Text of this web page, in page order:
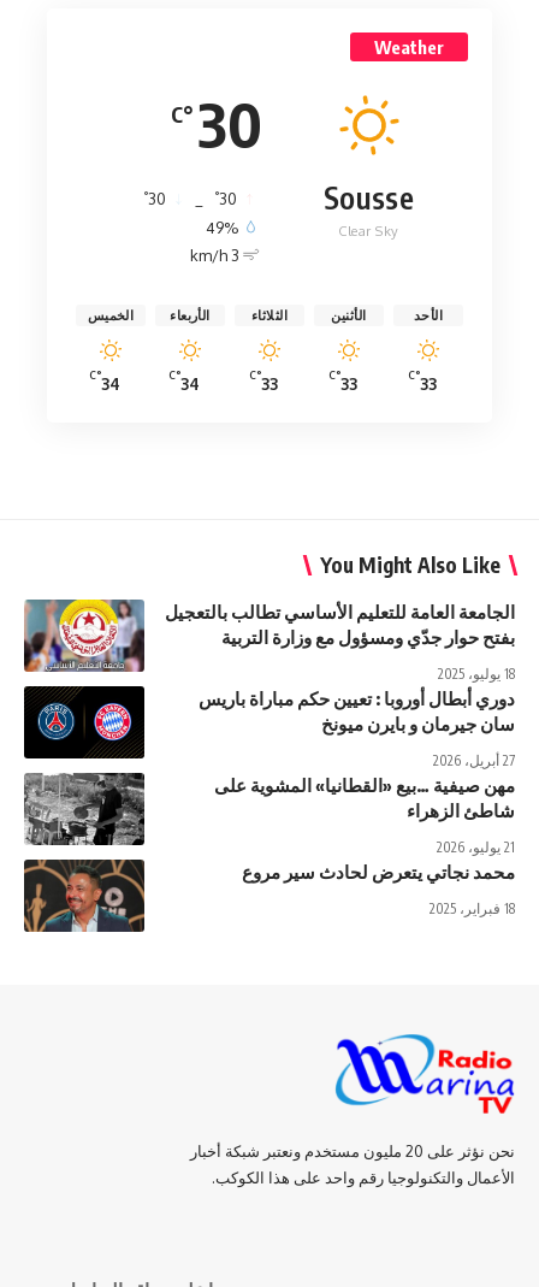
Weather
30
°C
Sousse
Clear Sky
30
°
30
°
49%
3 km/h
الأحد
33
°C
الأثنين
33
°C
الثلاثاء
33
°C
الأربعاء
34
°C
الخميس
34
°C
You Might Also Like
الجامعة العامة للتعليم الأساسي تطالب بالتعجيل
بفتح حوار جدّي ومسؤول مع وزارة التربية
18 يوليو، 2025
دوري أبطال أوروبا : تعيين حكم مباراة باريس
سان جيرمان و بايرن ميونخ
27 أبريل، 2026
مهن صيفية …بيع «القطانيا» المشوية على
شاطئ الزهراء
21 يوليو، 2026
محمد نجاتي يتعرض لحادث سير مروع
18 فبراير، 2025
نحن نؤثر على 20 مليون مستخدم ونعتبر شبكة أخبار
الأعمال والتكنولوجيا رقم واحد على هذا الكوكب.